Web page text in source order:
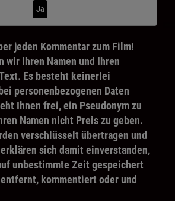
Ja
jeden Kommentar zum Film!
wir Ihren Namen und Ihren
Es besteht keinerlei
personenbezogenen Daten
Ihnen frei, ein Pseudonym zu
Namen nicht Preis zu geben.
verschlüsselt übertragen und
sich damit einverstanden,
unbestimmte Zeit gespeichert
kommentiert oder und